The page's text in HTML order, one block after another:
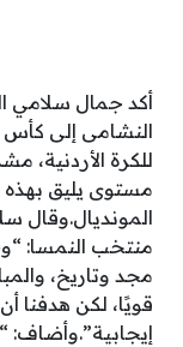
أكد جمال سلامي
للكرة الأردنية،
مستوى يليق بهذه
المونديال.وقال
منتخب النمسا:
مجد وتاريخ،
قويًا، لكن هدفنا
إيجابية”.وأضاف: